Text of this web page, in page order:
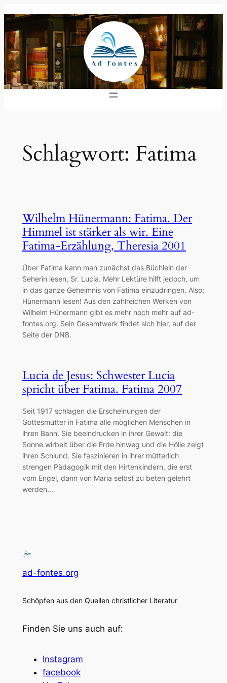
Inhalt
springen
Schlagwort: Fatima
Wilhelm Hünermann: Fatima. Der
Himmel ist stärker als wir. Eine
Fatima-Erzählung, Theresia 2001
Über Fatima kann man zunächst das Büchlein der
Seherin lesen, Sr. Lucia. Mehr Lektüre hilft jedoch, um
in das ganze Geheimnis von Fatima einzudringen. Also:
Hünermann lesen! Aus den zahlreichen Werken von
Wilhelm Hünermann gibt es mehr noch mehr auf ad-
fontes.org. Sein Gesamtwerk findet sich hier, auf der
Seite der DNB.
Lucia de Jesus: Schwester Lucia
spricht über Fatima. Fatima 2007
Seit 1917 schlagen die Erscheinungen der
Gottesmutter in Fatima alle möglichen Menschen in
ihren Bann. Sie beeindrucken in ihrer Gewalt: die
Sonne wirbelt über die Erde hinweg und die Hölle zeigt
ihren Schlund. Sie faszinieren in ihrer mütterlich
strengen Pädagogik mit den Hirtenkindern, die erst
vom Engel, dann von Maria selbst zu beten gelehrt
werden.…
ad-fontes.org
Schöpfen aus den Quellen christlicher Literatur
Finden Sie uns auch auf:
Instagram
facebook